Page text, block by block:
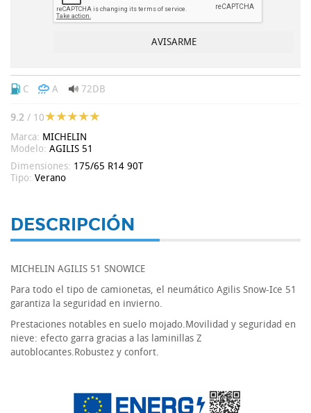
C A 72DB
9.2 / 10
Marca: MICHELIN
Modelo: AGILIS 51
Dimensiones: 175/65 R14 90T
Tipo: Verano
DESCRIPCIÓN
MICHELIN AGILIS 51 SNOWICE
Para todo el tipo de camionetas, el neumático Agilis Snow-Ice 51
garantiza la seguridad en invierno.
Prestaciones notables en suelo mojado.Movilidad y seguridad en
nieve: efecto garra gracias a las laminillas Z
autoblocantes.Robustez y confort.